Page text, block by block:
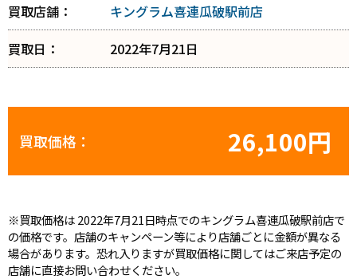
買取店舗：
キングラム喜連瓜破駅前店
買取日：
2022年7月21日
買取価格： 26,100円
※買取価格は 2022年7月21日時点でのキングラム喜連瓜破駅前店で
の価格です。店舗のキャンペーン等により店舗ごとに金額が異なる
場合があります。恐れ入りますが買取価格に関してはご来店予定の
店舗に直接お問い合わせください。